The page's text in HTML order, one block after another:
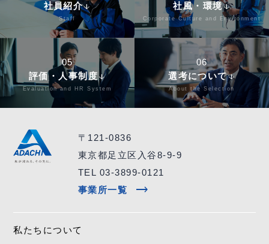
社員紹介arrow_downward
Staff
社風・環境arrow_downward
Corporate Culture and Environment
05
評価・人事制度 arrow_downward
Evaluation and HR System
06
選考についてarrow_downward
About the Selection
〒121-0836
東京都足立区入谷8-9-9
TEL 03-3899-0121
事業所一覧
trending_flat
私たちについて